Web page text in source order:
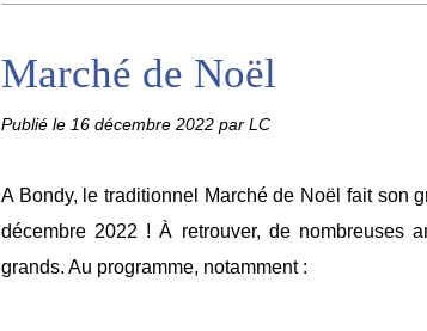
Marché de Noël
Publié le 16 décembre 2022 par LC
A Bondy, le traditionnel Marché de Noël fait son
décembre 2022 ! À retrouver, de nombreuses
grands. Au programme, notamment :